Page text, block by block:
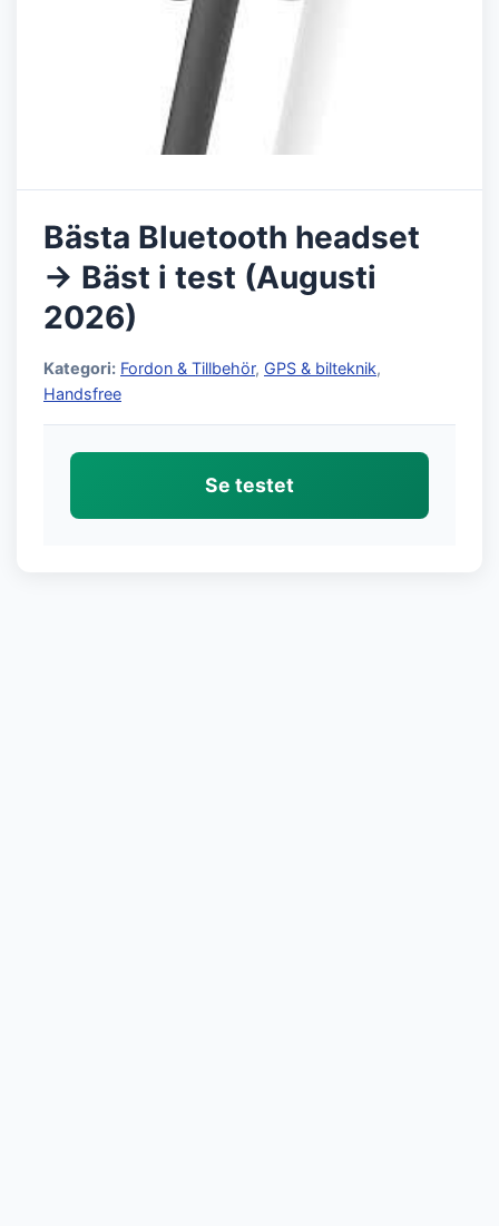
Bästa Bluetooth headset
→ Bäst i test (Augusti
2026)
Kategori: Fordon & Tillbehör, GPS & bilteknik,
Handsfree
Se testet